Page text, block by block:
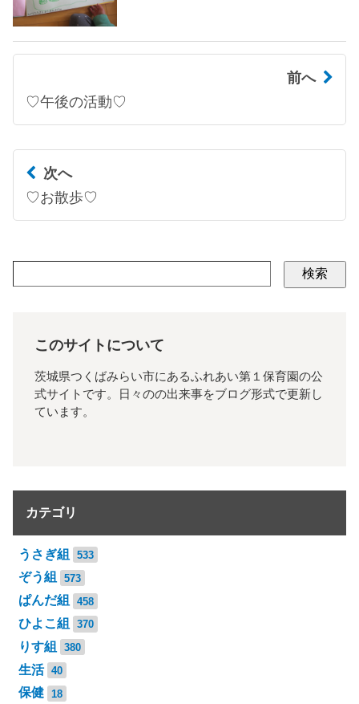
前へ
♡午後の活動♡
次へ
♡お散歩♡
検索
このサイトについて
茨城県つくばみらい市にあるふれあい第１保育園の公
式サイトです。日々のの出来事をブログ形式で更新し
ています。
カテゴリ
うさぎ組 533
ぞう組 573
ぱんだ組 458
ひよこ組 370
りす組 380
生活 40
保健 18